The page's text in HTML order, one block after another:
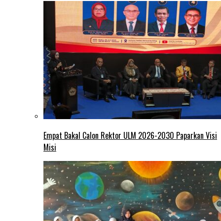
Empat Bakal Calon Rektor ULM 2026-2030 Paparkan Visi
Misi